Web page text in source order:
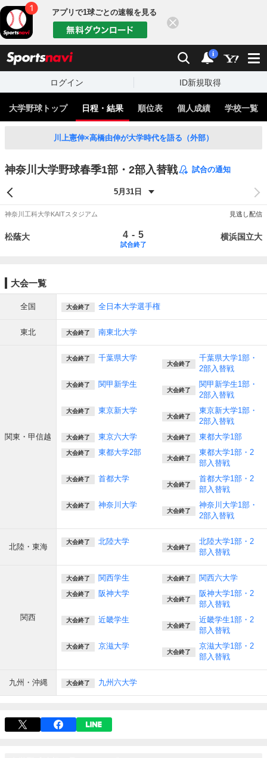
アプリで1球ごとの速報を見る
検索 通知
i
ログイン ID新規取得
大学野球トップ 日程・結果 順位表 個人成績 学校一覧
川上憲伸×高橋由伸が大学時代を語る（外部）
神奈川大学野球春季1部・2部入替戦 試合の通知
神奈川工科大学KAITスタジアム 見逃し配信
松蔭大 4 - 5
試合終了
横浜国立大
大会一覧
全国 大会終了 全日本大学選手権
東北 大会終了 南東北大学
関東・甲信越
大会終了 千葉県大学
大会終了
千葉県大学1部・
2部入替戦
大会終了 関甲新学生
大会終了
関甲新学生1部・
2部入替戦
大会終了 東京新大学
大会終了
東京新大学1部・
2部入替戦
大会終了 東京六大学 大会終了 東都大学1部
大会終了 東都大学2部
大会終了
東都大学1部・2
部入替戦
大会終了 首都大学
大会終了
首都大学1部・2
部入替戦
大会終了 神奈川大学
大会終了
神奈川大学1部・
2部入替戦
北陸・東海
大会終了 北陸大学
大会終了
北陸大学1部・2
部入替戦
関西
大会終了 関西学生 大会終了 関西六大学
大会終了 阪神大学
大会終了
阪神大学1部・2
部入替戦
大会終了 近畿学生
大会終了
近畿学生1部・2
部入替戦
大会終了 京滋大学
大会終了
京滋大学1部・2
部入替戦
九州・沖縄 大会終了 九州六大学